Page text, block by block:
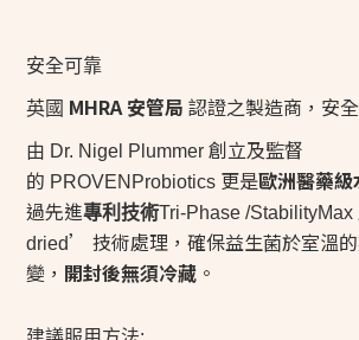
安全可靠
英國 MHRA安管局 認證之製造商，安
由 Dr. Nigel Plummer 創立及監督
的 PROVENProbiotics 更是歐洲醫藥級
過先進專利技術Tri-Phase /StabilityMax
dried’ 技術處理，確保益生菌於室溫
變， 開封後無須冷藏 。